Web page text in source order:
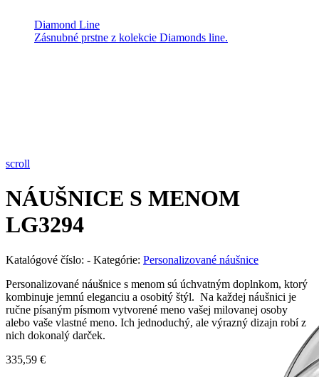
Diamond Line
Zásnubné prstne z kolekcie Diamonds line.
scroll
NÁUŠNICE S MENOM
LG3294
Katalógové číslo: - Kategórie: Personalizované náušnice
Personalizované náušnice s menom sú úchvatným doplnkom, ktorý
kombinuje jemnú eleganciu a osobitý štýl. Na každej náušnici je
ručne písaným písmom vytvorené meno vašej milovanej osoby
alebo vaše vlastné meno. Ich jednoduchý, ale výrazný dizajn robí z
nich dokonalý darček.
335,59 €